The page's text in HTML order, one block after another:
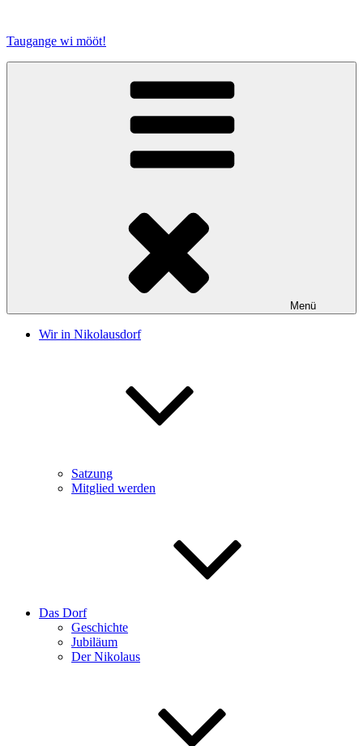
springen
Taugange wi mööt!
Menü
Wir in Nikolausdorf
Satzung
Mitglied werden
Das Dorf
Geschichte
Jubiläum
Der Nikolaus